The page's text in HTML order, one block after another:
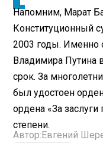
Напомним, Марат
Конституционный
2003 годы. Именно
Владимира Путина
срок. За
был удостоен
ордена «За
степени.
Автор: Евгений